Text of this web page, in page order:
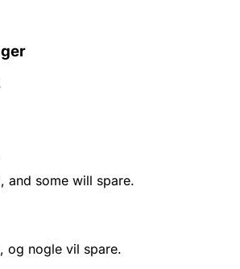
and some will spare.
og nogle vil spare.